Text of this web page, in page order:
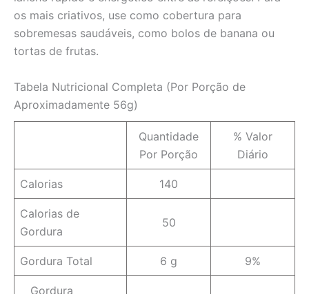
os mais criativos, use como cobertura para
sobremesas saudáveis, como bolos de banana ou
tortas de frutas.
Tabela Nutricional Completa (Por Porção de
Aproximadamente 56g)
Quantidade
Por Porção
% Valor
Diário
Calorias 140
Calorias de
Gordura
50
Gordura Total 6 g 9%
Gordura